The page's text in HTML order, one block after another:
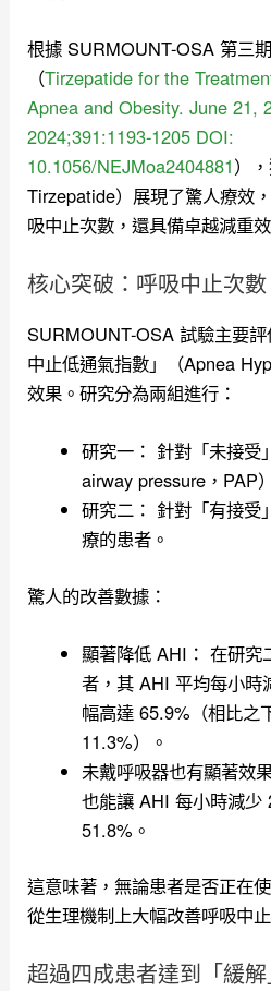
根據 SURMOUNT-OSA 第三
（Tirzepatide for the
Apnea and Obesity. June 21,
2024;391:1193-1205 DOI:
10.1056/NEJMoa2404881）
Tirzepatide）展現了驚人療效
吸中止次數，還具備卓越減重
核心突破：呼吸中止次
SURMOUNT-OSA 試驗主要
中止低通氣指數」（Apnea
效果。研究分為兩組進行：
研究一： 針對「未接受
airway pressure，PAP
研究二： 針對「有接受
療的患者。
驚人的改善數據：
顯著降低 AHI： 在研究
者，其 AHI 平均每小時
幅高達 65.9%（相比之
11.3%）。
未戴呼吸器也有顯著效
也能讓 AHI 每小時減少
51.8%。
這意味著，無論患者是否正在
從生理機制上大幅改善呼吸中
超過四成患者達到「緩